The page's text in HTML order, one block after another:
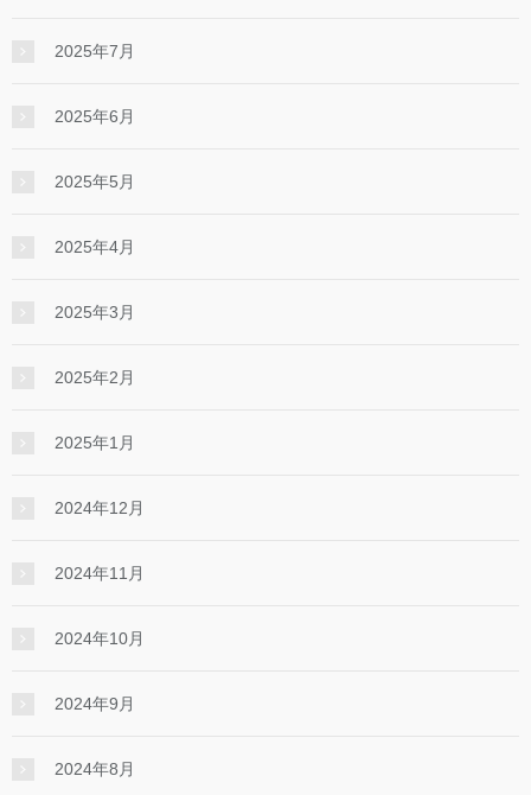
2025年7月
2025年6月
2025年5月
2025年4月
2025年3月
2025年2月
2025年1月
2024年12月
2024年11月
2024年10月
2024年9月
2024年8月